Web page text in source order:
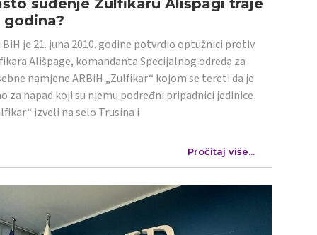
godina?
BiH je 21. juna 2010. godine potvrdio optužnici protiv
Ališpage, komandanta Specijalnog odreda za
namjene ARBiH „Zulfikar“ kojom se tereti da je
za napad koji su njemu podređni pripadnici jedinice
izveli na selo Trusina i
Pročitaj više...